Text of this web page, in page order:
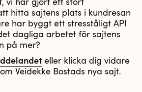
hitta sajtens plats i kundresan
har byggt ett stresståligt API
dagliga arbetet för sajtens
på mer?
eller klicka dig vidare
om Veidekke Bostads nya sajt.